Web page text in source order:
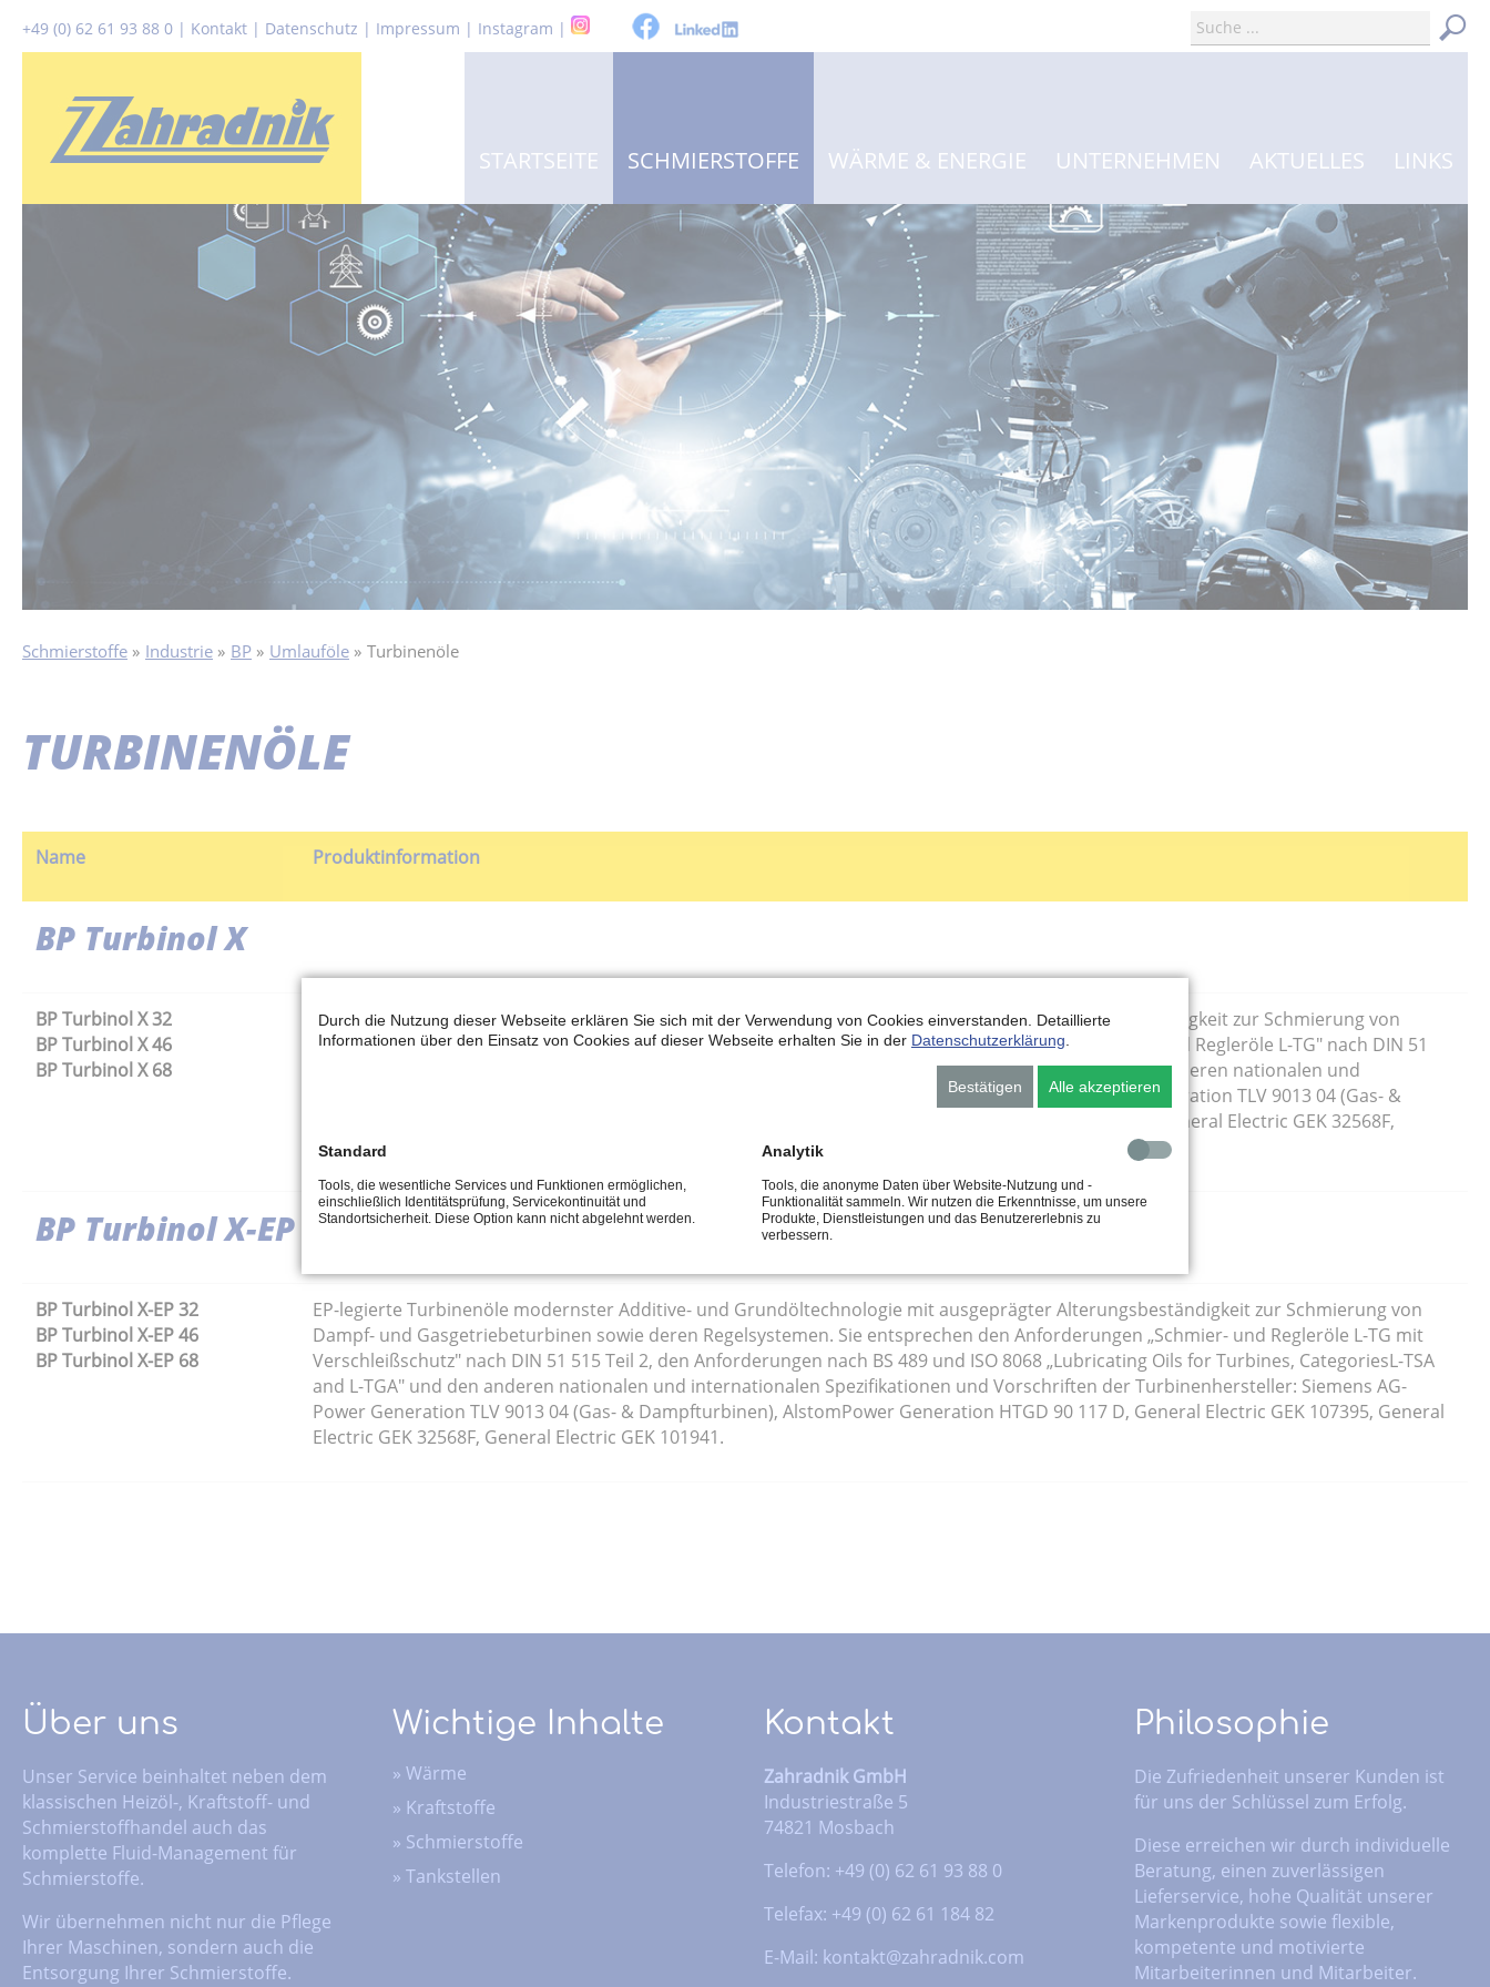
STARTSEITE SCHMIERSTOFFE WÄRME & ENERGIE UNTERNEHMEN AKTUELLES LINKS
+49 (0) 62 61 93 88 0 | Kontakt | Datenschutz | Impressum | Instagram |
Schmierstoffe Industrie BP Umlauföle Turbinenöle
TURBINENÖLE
Name Produktinformation
BP Turbinol X
BP Turbinol X 32
BP Turbinol X 46
BP Turbinol X 68
Legierte Turbinenöle modernster Additive- und Grundöltechnologie mit ausgeprägter Alterungsbeständigkeit zur Schmierung von
Dampf und Gasturbinen sowie deren Regelsystemen. Sie entsprechen den Anforderungen „Schmier- und Regleröle L-TG" nach DIN 51
515 Teil 2 sowie denen nach ISO 8068 „Lubricating Oils for Turbines, Categories L-TSA and L-TGA" und anderen nationalen und
internationalen Spezifikationen sowie den Vorschriften der Turbinenhersteller: Siemens AG-Power Generation TLV 9013 04 (Gas- &
Dampfturbinen), Alstom HTGD 90 117 D, Alstom Energie (NBA p50001a), GeneralElectric GEK 107395, General Electric GEK 32568F,
Hitachi (Dampfturbinen).
BP Turbinol X-EP
BP Turbinol X-EP 32
BP Turbinol X-EP 46
BP Turbinol X-EP 68
EP-legierte Turbinenöle modernster Additive- und Grundöltechnologie mit ausgeprägter Alterungsbeständigkeit zur Schmierung von
Dampf- und Gasgetriebeturbinen sowie deren Regelsystemen. Sie entsprechen den Anforderungen „Schmier- und Regleröle L-TG mit
Verschleißschutz" nach DIN 51 515 Teil 2, den Anforderungen nach BS 489 und ISO 8068 „Lubricating Oils for Turbines, CategoriesL-TSA
and L-TGA" und den anderen nationalen und internationalen Spezifikationen und Vorschriften der Turbinenhersteller: Siemens AG-
Power Generation TLV 9013 04 (Gas- & Dampfturbinen), AlstomPower Generation HTGD 90 117 D, General Electric GEK 107395, General
Electric GEK 32568F, General Electric GEK 101941.
Über uns
Unser Service beinhaltet neben dem
klassischen Heizöl-, Kraftstoff- und
Schmierstoffhandel auch das
komplette Fluid-Management für
Schmierstoffe.
Wir übernehmen nicht nur die Pflege
Ihrer Maschinen, sondern auch die
Entsorgung Ihrer Schmierstoffe.
Wichtige Inhalte
»Wärme
» Kraftstoffe
» Schmierstoffe
»Tankstellen
Kontakt
Zahradnik GmbH
Industriestraße 5
74821 Mosbach
Telefon: +49 (0) 62 61 93 88 0
Telefax: +49 (0) 62 61 184 82
E-Mail: kontakt@zahradnik.com
Philosophie
Die Zufriedenheit unserer Kunden ist
für uns der Schlüssel zum Erfolg.
Diese erreichen wir durch individuelle
Beratung, einen zuverlässigen
Lieferservice, hohe Qualität unserer
Markenprodukte sowie flexible,
kompetente und motivierte
Mitarbeiterinnen und Mitarbeiter.
Durch die Nutzung dieser Webseite erklären Sie sich mit der Verwendung von Cookies einverstanden. Detaillierte
Informationen über den Einsatz von Cookies auf dieser Webseite erhalten Sie in der Datenschutzerklärung
Bestätigen Alle akzeptieren
Standard
Tools, die wesentliche Services und Funktionen ermöglichen,
einschließlich Identitätsprüfung, Servicekontinuität und
Standortsicherheit. Diese Option kann nicht abgelehnt werden.
Analytik
Tools, die anonyme Daten über Website-Nutzung und -
Funktionalität sammeln. Wir nutzen die Erkenntnisse, um unsere
Produkte, Dienstleistungen und das Benutzererlebnis zu
verbessern.